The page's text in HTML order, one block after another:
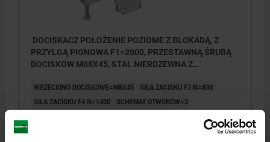
DOCISKACZ POŁOŻENIE POZIOME Z BLOKADĄ, Z
PRZYLGĄ PIONOWA F1=2000, PRZESTAWNĄ ŚRUBĄ
DOCISKOW M08X45, STAL NIERDZEWNA Z
WRZECIONO DOCISKOWE=M8X45
SIŁA ZACISKU F3 N=830
SIŁA ZACISKU F4 N=1400
SCHEMAT OTWORÓW=3
SIŁA RĘCZNA FH N=200